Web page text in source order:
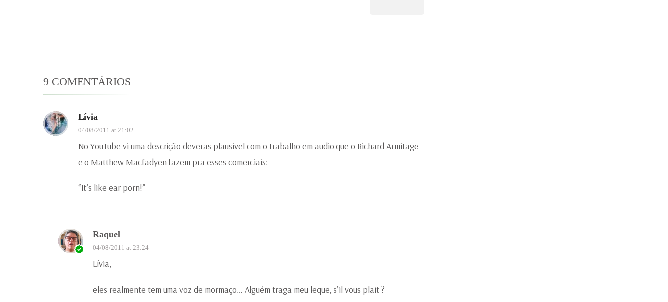
9 COMENTÁRIOS
Lívia
04/08/2011 at 21:02
No YouTube vi uma descrição deveras plausível com o trabalho em audio que o Richard Armitage
e o Matthew Macfadyen fazem pra esses comerciais:
“It’s like ear porn!”
Raquel
04/08/2011 at 23:24
Lívia,
eles realmente tem uma voz de mormaço… Alguém traga meu leque, s’il vous plait ?